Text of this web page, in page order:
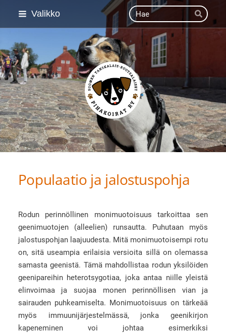
Siirry
Valikko Haku
Hae
Suomen Tanskalais-
Populaatio ja jalostuspohja
Rodun perinnöllinen monimuotoisuus tarkoittaa sen
geenimuotojen (alleelien) runsautta. Puhutaan myös
jalostuspohjan laajuudesta. Mitä monimuotoisempi rotu
on, sitä useampia erilaisia versioita sillä on olemassa
samasta geenistä. Tämä mahdollistaa rodun yksilöiden
geenipareihin heterotsygotiaa, joka antaa niille yleistä
elinvoimaa ja suojaa monen perinnöllisen vian ja
sairauden puhkeamiselta. Monimuotoisuus on tärkeää
myös immuunijärjestelmässä, jonka geenikirjon
kapeneminen voi johtaa esimerkiksi